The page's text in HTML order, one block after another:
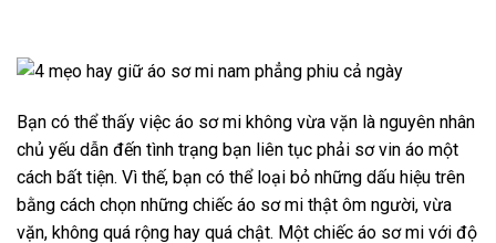
Bạn có thể thấy việc áo sơ mi không vừa vặn là nguyên nhân
chủ yếu dẫn đến tình trạng bạn liên tục phải sơ vin áo một
cách bất tiện. Vì thế, bạn có thể loại bỏ những dấu hiệu trên
bằng cách chọn những chiếc áo sơ mi thật ôm người, vừa
vặn, không quá rộng hay quá chật. Một chiếc áo sơ mi với độ